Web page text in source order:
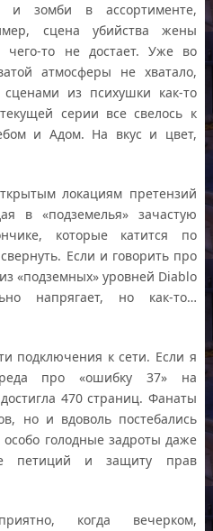
и зомби в ассортименте,
сцена убийства жены
то не достает. Уже во
атмосферы не хватало,
из психушки как-то
серии все свелось к
и Адом. На вкус и цвет,
локациям претензий
в «подземелья» зачастую
которые катится по
Если и говорить про
«подземных» уровней Diablo
напрягает, но как-то…
подключения к сети. Если я
про «ошибку 37» на
470 страниц. Фанаты
но и вдоволь постебались
голодные задроты даже
петиций и защиту прав
когда вечерком,